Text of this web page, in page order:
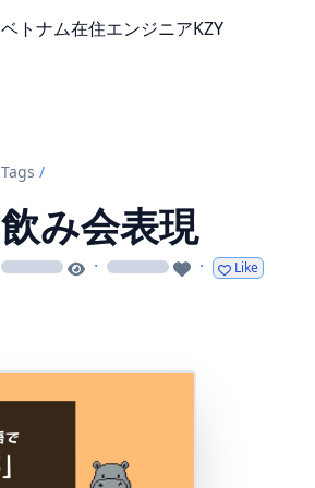
ベトナム在住エンジニアKZY
Tags /
飲み会表現
loading · loading · Like